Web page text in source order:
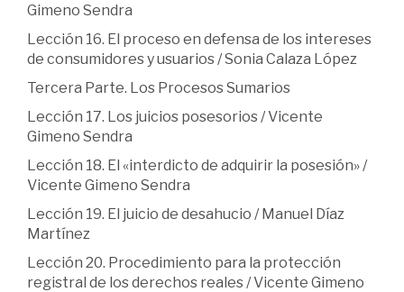
Gimeno Sendra
Lección 16. El proceso en defensa de los intereses
de consumidores y usuarios / Sonia Calaza López
Tercera Parte. Los Procesos Sumarios
Lección 17. Los juicios posesorios / Vicente
Gimeno Sendra
Lección 18. El «interdicto de adquirir la posesión» /
Vicente Gimeno Sendra
Lección 19. El juicio de desahucio / Manuel Díaz
Martínez
Lección 20. Procedimiento para la protección
registral de los derechos reales / Vicente Gimeno